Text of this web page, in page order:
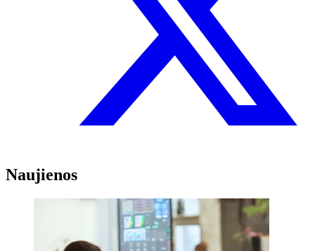
Naujienos